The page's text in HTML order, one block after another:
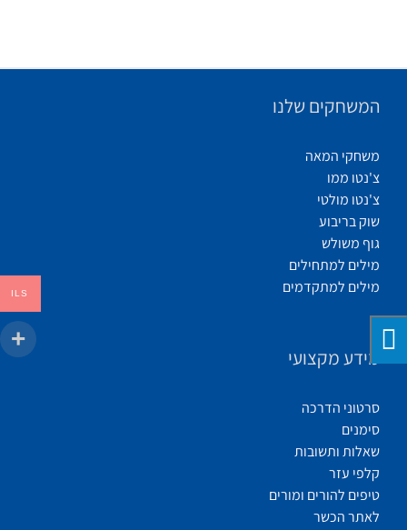
המשחקים שלנו
משחקי המאה
צ'נטו ממו
צ'נטו מולטי
שוק בריבוע
גוף משולש
מילים למתחילים
מילים למתקדמים
מידע מקצועי
סרטוני הדרכה
סימנים
שאלות ותשובות
קלפי עזר
טיפים להורים ומורים
לאתר הכשר
ILS